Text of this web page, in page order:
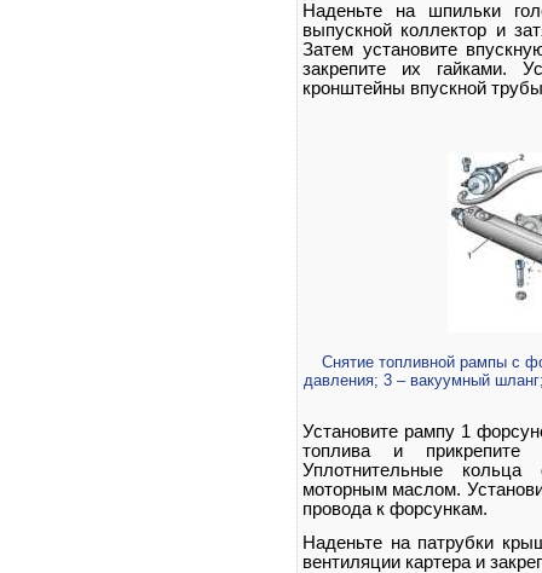
Наденьте на шпильки
выпускной коллектор и
Затем установите
закрепите их гайками.
кронштейны впускной
Снятие топливной рампы с
давления; 3 – вакуумный
Установите рампу 1
топлива и
Уплотнительные
моторным маслом.
провода к форсункам.
Наденьте на патрубки
вентиляции картера и